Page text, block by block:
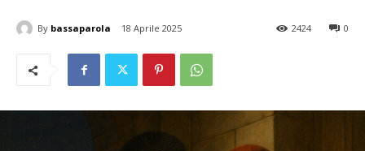
By bassaparola 18 Aprile 2025 0
2424